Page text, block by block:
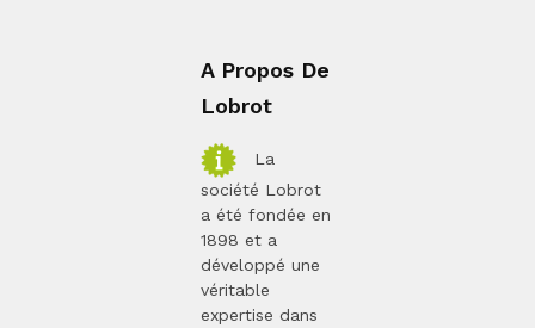
A Propos De
Lobrot
La
société Lobrot
a été fondée en
1898 et a
développé une
véritable
expertise dans